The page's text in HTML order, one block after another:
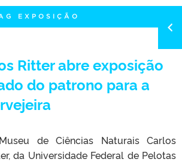
EXPOSIÇÃO
Ritter abre exposição
do patrono para a
de Ciências Naturais Carlos
da Universidade Federal de Pelotas